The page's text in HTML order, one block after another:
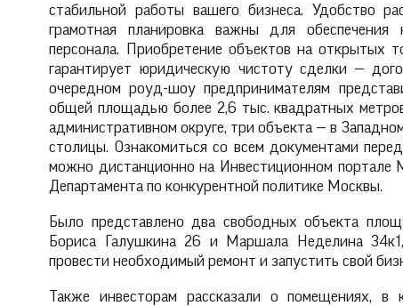
стабильной работы вашего бизнеса. Удобство
грамотная планировка важны для
персонала. Приобретение объектов на открытых
гарантирует юридическую чистоту сделки —
очередном роуд-шоу предпринимателям
общей площадью более 2,6 тыс. квадратных
административном округе, три объекта — в
столицы. Ознакомиться со всем документами
можно дистанционно на Инвестиционном портале
Департамента по конкурентной политике Москвы.
Было представлено два свободных объекта
Бориса Галушкина 26 и Маршала Неделина
провести необходимый ремонт и запустить свой
Также инвесторам рассказали о помещениях,